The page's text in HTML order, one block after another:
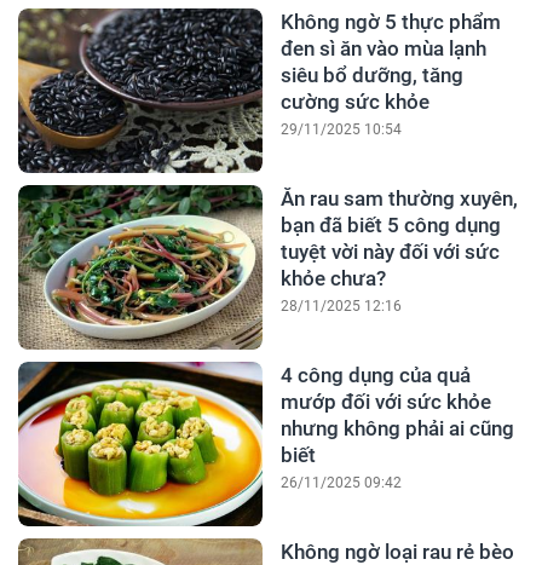
Không ngờ 5 thực phẩm
đen sì ăn vào mùa lạnh
siêu bổ dưỡng, tăng
cường sức khỏe
29/11/2025 10:54
Ăn rau sam thường xuyên,
bạn đã biết 5 công dụng
tuyệt vời này đối với sức
khỏe chưa?
28/11/2025 12:16
4 công dụng của quả
mướp đối với sức khỏe
nhưng không phải ai cũng
biết
26/11/2025 09:42
Không ngờ loại rau rẻ bèo